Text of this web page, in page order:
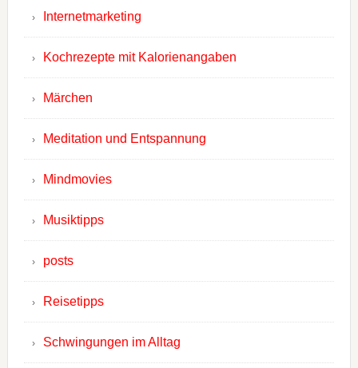
Internetmarketing
Kochrezepte mit Kalorienangaben
Märchen
Meditation und Entspannung
Mindmovies
Musiktipps
posts
Reisetipps
Schwingungen im Alltag